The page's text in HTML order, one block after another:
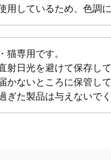
用しているため、色調
猫専用です。
射日光を避けて保存し
かないところに保管し
ぎた製品は与えないでく